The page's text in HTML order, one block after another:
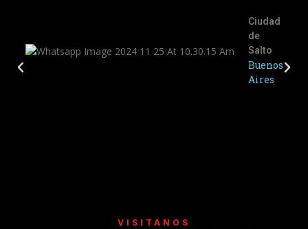
Ciudad
de
Salto
Buenos
Aires
VISITANOS